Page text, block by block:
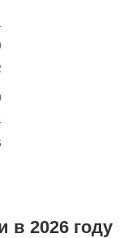
в 2026 году